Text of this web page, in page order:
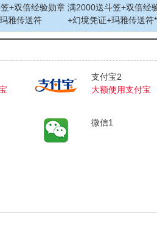
+双倍经验勋章
雅传送符
满2000送斗笠+双倍经
+幻境凭证+玛雅传送符
支付宝2
大额使用支付宝
微信1